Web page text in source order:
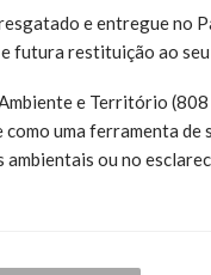
e entregue no
futura restituição ao
e Território
uma ferramenta de
ambientais ou no